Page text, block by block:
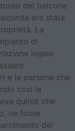
del balcone
era stata
La
di
legale
e le persone che
così la
quindi che
ne fosse
dei